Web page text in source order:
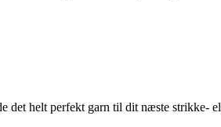
helt perfekt garn til dit næste strikke-